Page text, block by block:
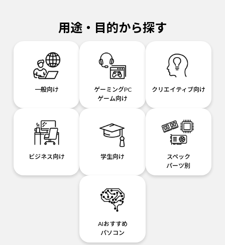
用途・目的から探す
一般向け
ゲーミングPC
ゲーム向け
クリエイティブ向け
ビジネス向け 学生向け
スペック
パーツ別
AIおすすめ
パソコン